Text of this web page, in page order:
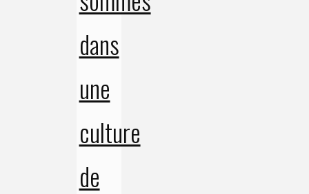
dans
une
culture
de